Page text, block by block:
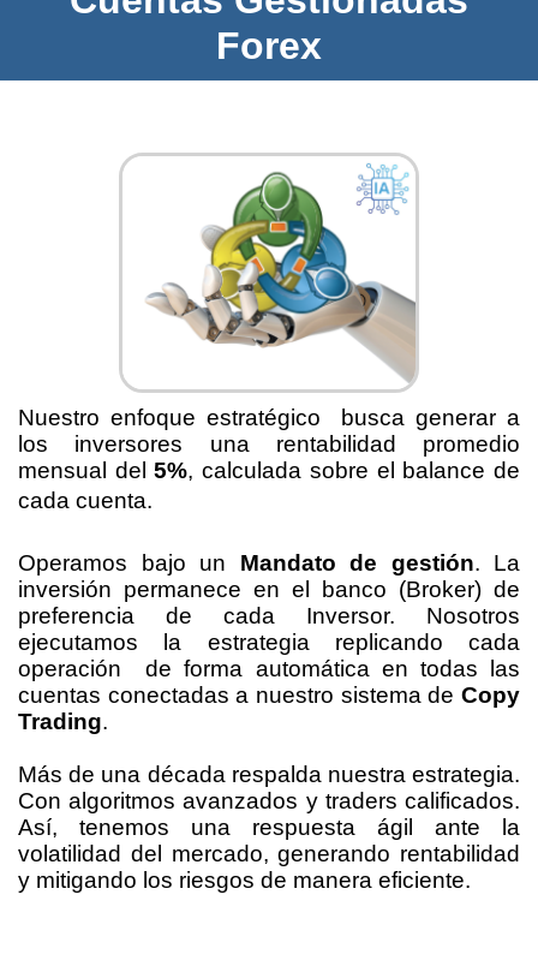
Forex
Nuestro enfoque estratégico busca generar a
los inversores una rentabilidad promedio
mensual del5%, calculada sobre el balance de
cada cuenta.
Operamos bajo un Mandato de gestión. La
inversión permanece en el banco (Broker) de
preferencia de cada Inversor. Nosotros
ejecutamos la estrategia replicando cada
operación de forma automática en todas las
cuentas conectadas a nuestro sistema de Copy
Trading.
Más de una década respalda nuestra estrategia.
Con algoritmos avanzados y traders calificados.
Así, tenemos una respuesta ágil ante la
volatilidad del mercado, generando rentabilidad
y mitigando los riesgos de manera eficiente.